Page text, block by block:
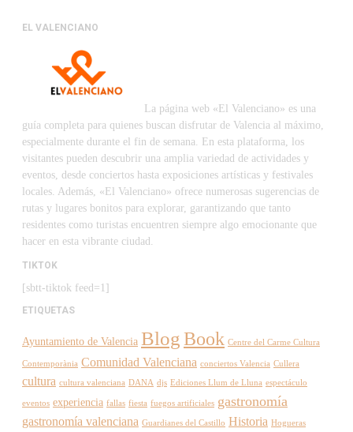
EL VALENCIANO
La página web «El Valenciano» es una
guía completa para quienes buscan disfrutar de Valencia al máximo,
especialmente durante el fin de semana. En esta plataforma, los
visitantes pueden descubrir una amplia variedad de actividades y
eventos, desde conciertos hasta exposiciones artísticas y festivales
locales. Además, «El Valenciano» ofrece numerosas sugerencias de
rutas y lugares bonitos para explorar, garantizando que tanto
residentes como turistas encuentren siempre algo emocionante que
hacer en esta vibrante ciudad.
TIKTOK
[sbtt-tiktok feed=1]
ETIQUETAS
Ayuntamiento de Valencia BlogBook Centre del Carme Cultura
Contemporània Comunidad Valenciana conciertos Valencia Cullera
cultura cultura valenciana DANA djs Ediciones Llum de Lluna espectáculo
eventos experiencia fallas fiesta fuegos artificiales gastronomía
gastronomía valenciana Guardianes del Castillo Historia Hogueras